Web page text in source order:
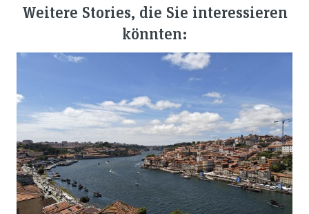
Weitere Stories, die Sie interessieren
könnten: